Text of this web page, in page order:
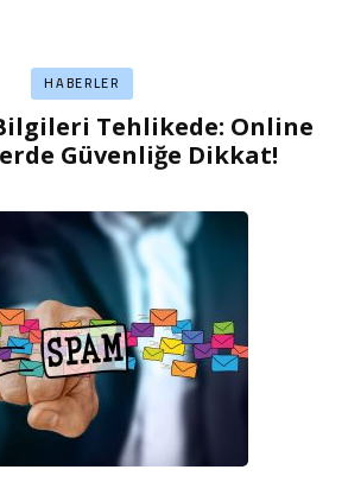
HABERLER
Tehlikede: Online
Güvenliğe Dikkat!